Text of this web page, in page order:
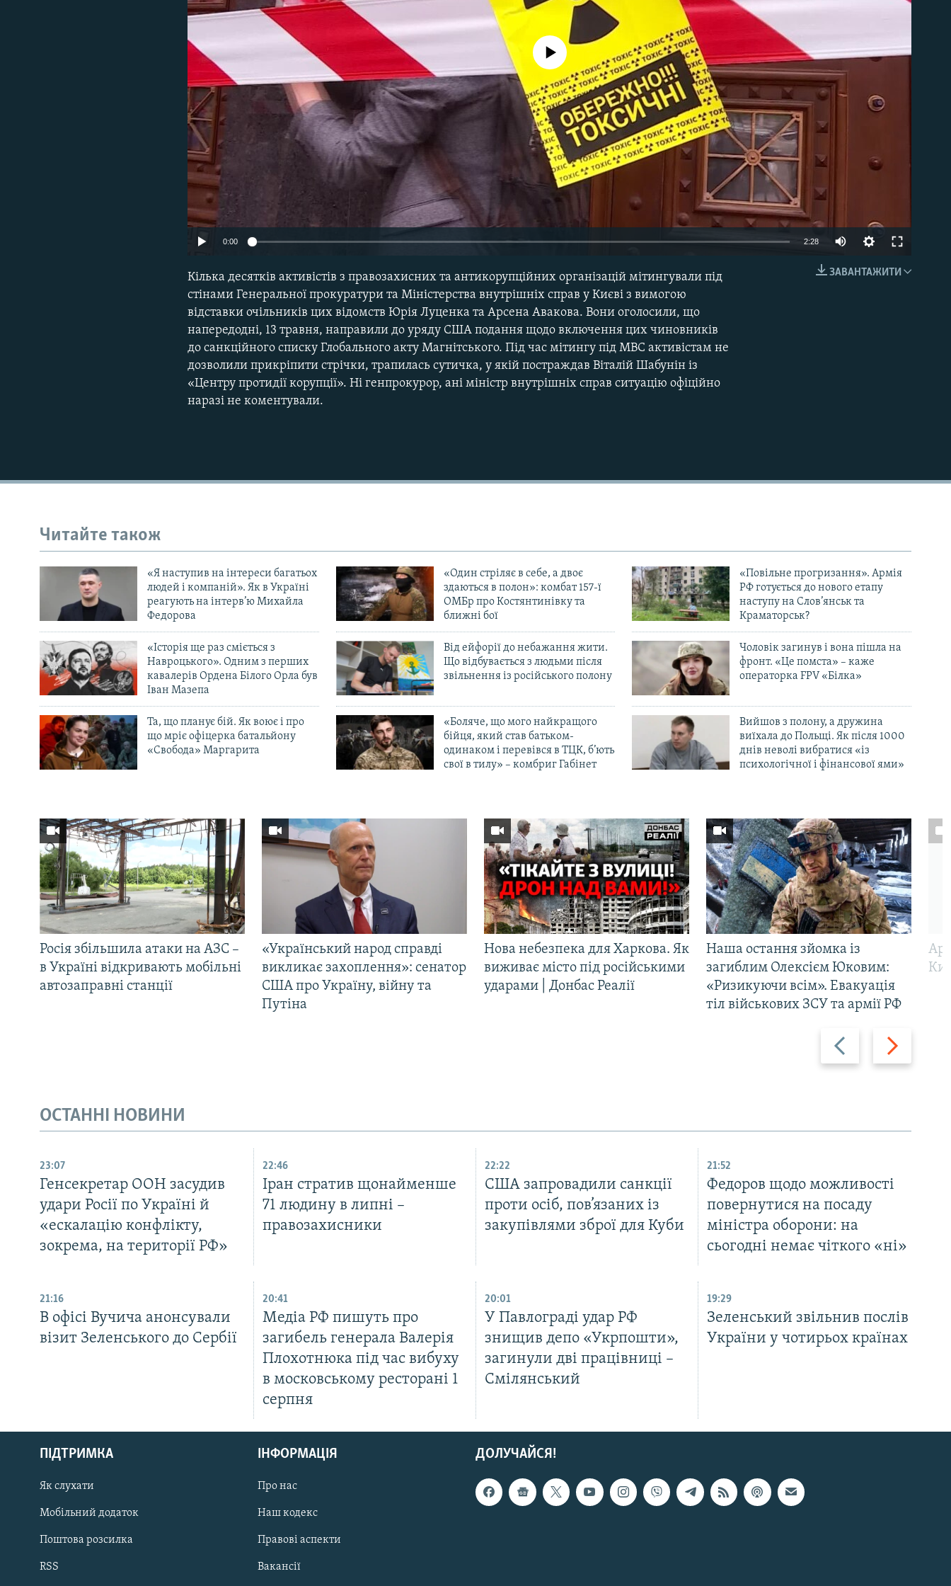
РУС
ДОЛУЧАЙСЯ!
No media source currently available
0:00 2:28
ЗАВАНТАЖИТИ
Кілька десятків активістів з правозахисних та антикорупційних організацій мітингували під
стінами Генеральної прокуратури та Міністерства внутрішніх справ у Києві з вимогою
відставки очільників цих відомств Юрія Луценка та Арсена Авакова. Вони оголосили, що
напередодні, 13 травня, направили до уряду США подання щодо включення цих чиновників
до санкційного списку Глобального акту Магнітського. Під час мітингу під МВС активістам не
дозволили прикріпити стрічки, трапилась сутичка, у якій постраждав Віталій Шабунін із
«Центру протидії корупції». Ні генпрокурор, ані міністр внутрішніх справ ситуацію офіційно
наразі не коментували.
Читайте також
«Я наступив на інтереси багатьох
людей і компаній». Як в Україні
реагують на інтерв’ю Михайла
Федорова
«Один стріляє в себе, а двоє
здаються в полон»: комбат 157-ї
ОМБр про Костянтинівку та
ближні бої
«Повільне прогризання». Армія
РФ готується до нового етапу
наступу на Слов’янськ та
Краматорськ?
«Історія ще раз сміється з
Навроцького». Одним з перших
кавалерів Ордена Білого Орла був
Іван Мазепа
Від ейфорії до небажання жити.
Що відбувається з людьми після
звільнення із російського полону
Чоловік загинув і вона пішла на
фронт. «Це помста» – каже
операторка FPV «Білка»
Та, що планує бій. Як воює і про
що мріє офіцерка батальйону
«Свобода» Маргарита
«Боляче, що мого найкращого
бійця, який став батьком-
одинаком і перевівся в ТЦК, б’ють
свої в тилу» – комбриг Габінет
Вийшов з полону, а дружина
виїхала до Польщі. Як після 1000
днів неволі вибратися «із
психологічної і фінансової ями»
Назад Вперед
Росія збільшила атаки на АЗС –
в Україні відкривають мобільні
автозаправні станції
«Український народ справді
викликає захоплення»: сенатор
США про Україну, війну та
Путіна
Нова небезпека для Харкова. Як
виживає місто під російськими
ударами | Донбас Реалії
Наша остання зйомка із
загиблим Олексієм Юковим:
«Ризикуючи всім». Евакуація
тіл військових ЗСУ та армії РФ
ОСТАННІ НОВИНИ
23:07
Генсекретар ООН засудив
удари Росії по Україні й
«ескалацію конфлікту,
зокрема, на території РФ»
22:46
Іран стратив щонайменше
71 людину в липні –
правозахисники
22:22
США запровадили санкції
проти осіб, пов’язаних із
закупівлями зброї для Куби
21:52
Федоров щодо можливості
повернутися на посаду
міністра оборони: на
сьогодні немає чіткого «ні»
21:16
В офісі Вучича анонсували
візит Зеленського до Сербії
20:41
Медіа РФ пишуть про
загибель генерала Валерія
Плохотнюка під час вибуху
в московському ресторані 1
серпня
20:01
У Павлограді удар РФ
знищив депо «Укрпошти»,
загинули дві працівниці –
Смілянський
19:29
Зеленський звільнив послів
України у чотирьох країнах
ДОЛУЧАЙСЯ!
ПІДТРИМКА
Як слухати
Мобільний додаток
Поштова розсилка
RSS
ІНФОРМАЦІЯ
Про нас
Наш кодекс
Правові аспекти
Вакансії